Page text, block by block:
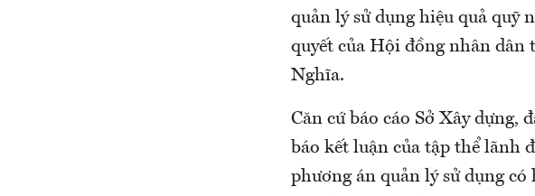
quản lý sử dụng hiệu quả quỹ
quyết của Hội đồng nhân dân
Nghĩa.
Căn cứ báo cáo Sở Xây dựng,
báo kết luận của tập thể lãnh
phương án quản lý sử dụng